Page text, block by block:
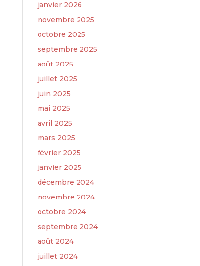
janvier 2026
novembre 2025
octobre 2025
septembre 2025
août 2025
juillet 2025
juin 2025
mai 2025
avril 2025
mars 2025
février 2025
janvier 2025
décembre 2024
novembre 2024
octobre 2024
septembre 2024
août 2024
juillet 2024